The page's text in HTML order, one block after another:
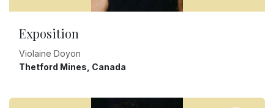
Exposition
Violaine Doyon
Thetford Mines Canada